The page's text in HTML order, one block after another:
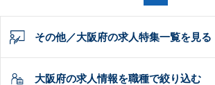
その他／大阪府の求人特集一覧を見る
大阪府の求人情報を職種で絞り込む